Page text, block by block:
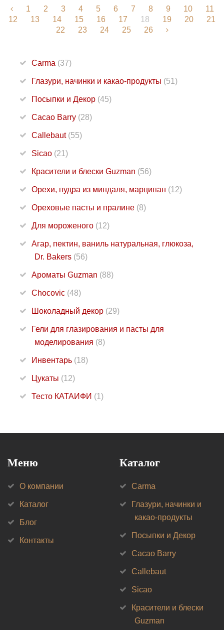
1 2 3 4 5 6 7 8 9 10
11
12
13 14 15 16 17 18 19 20
21
22
23 24 25 26
Carma (37)
Глазури, начинки и какао-продукты (51)
Посыпки и Декор (45)
Cacao Barry (28)
Callebaut (55)
Sicao (21)
Красители и блески Guzman (56)
Орехи, пудра из миндаля, марципан (12)
Ореховые пасты и пралине (8)
Для мороженого (12)
Агар, пектин, ваниль натуральная, глюкоза,
Dr. Bakers (56)
Ароматы Guzman (88)
Chocovic (48)
Шоколадный декор (29)
Гели для глазирования и пасты для
моделирования (8)
Инвентарь (18)
Цукаты (12)
Тесто КАТАИФИ (1)
Меню
О компании
Каталог
Блог
Контакты
Каталог
Carma
Глазури, начинки и
какао-продукты
Посыпки и Декор
Cacao Barry
Callebaut
Sicao
Красители и блески
Guzman